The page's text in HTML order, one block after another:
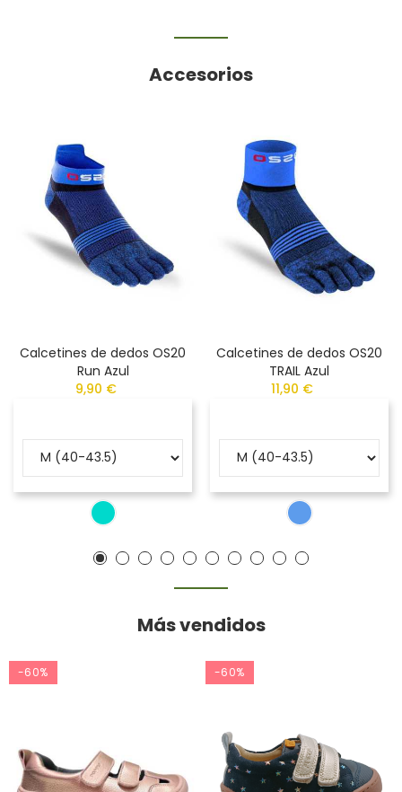
Accesorios
Calcetines de dedos OS20
Run Azul
9,90 €
Calcetines de dedos OS20
TRAIL Azul
11,90 €
Más vendidos
-60% -60%